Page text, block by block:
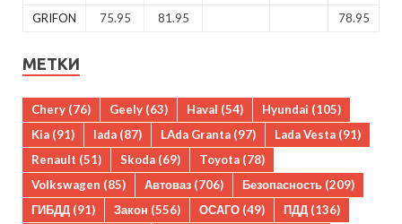
GRIFON
75.95 81.95 78.95
МЕТКИ
Chery (76) Geely (63) Haval (54) Hyundai (105)
Kia (91) lada (87) LAda Granta (97) Lada Vesta (91)
Renault (51) Skoda (69) Toyota (78)
Volkswagen (85) Автоваз (706) Безопасность (209)
ГИБДД (91) Закон (556) ОСАГО (49) ПДД (136)